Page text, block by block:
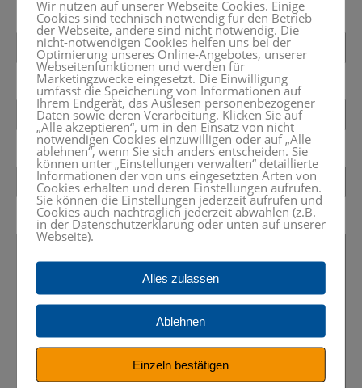
Wir nutzen auf unserer Webseite Cookies. Einige
Cookies sind technisch notwendig für den Betrieb
der Webseite, andere sind nicht notwendig. Die
nicht-notwendigen Cookies helfen uns bei der
Optimierung unseres Online-Angebotes, unserer
Webseitenfunktionen und werden für
Marketingzwecke eingesetzt. Die Einwilligung
umfasst die Speicherung von Informationen auf
Ihrem Endgerät, das Auslesen personenbezogener
Daten sowie deren Verarbeitung. Klicken Sie auf
„Alle akzeptieren“, um in den Einsatz von nicht
notwendigen Cookies einzuwilligen oder auf „Alle
ablehnen“, wenn Sie sich anders entscheiden. Sie
können unter „Einstellungen verwalten“ detaillierte
Informationen der von uns eingesetzten Arten von
Cookies erhalten und deren Einstellungen aufrufen.
Sie können die Einstellungen jederzeit aufrufen und
Cookies auch nachträglich jederzeit abwählen (z.B.
in der Datenschutzerklärung oder unten auf unserer
Webseite).
Alles zulassen
Ablehnen
Einzeln bestätigen